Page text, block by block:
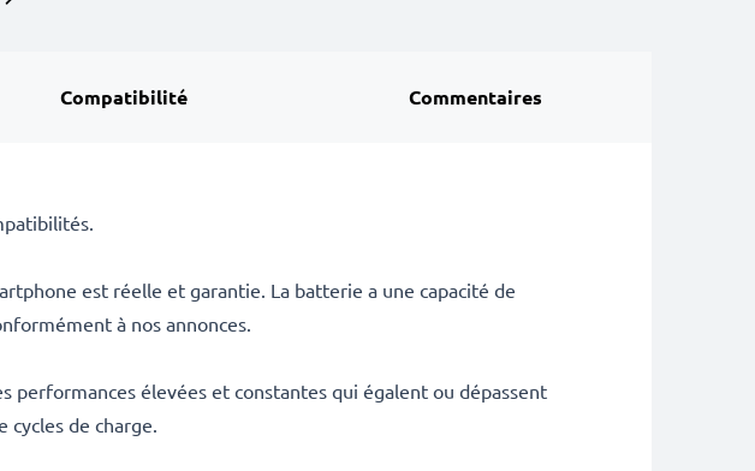
Compatibilité Commentaires
est réelle et garantie. La batterie a une capacité de
à nos annonces.
élevées et constantes qui égalent ou dépassent
de charge.